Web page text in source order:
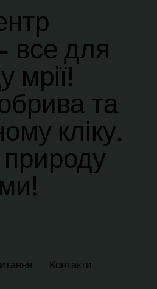
все для
мрії!
та
кліку.
Контакти